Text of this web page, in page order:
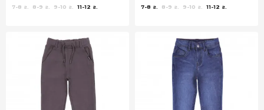
7-8 г. 8-9 г. 9-10 г. 11-12 г. 7-8 г. 8-9 г. 9-10 г. 11-12 г.